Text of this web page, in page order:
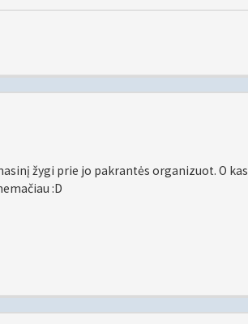
žygi prie jo pakrantės organizuot. O kas
:D